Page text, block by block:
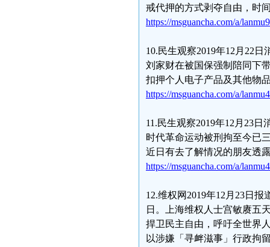
戒代押的方式剥夺自由，时
https://msguancha.com/a/
10.民生观察2019年12月22
刘家财在被国保强制陪同下
扣押个人电子产品及其他物
https://msguancha.com/a/
11.民生观察2019年12月23
时代革命运动被刑拘至今已
近日有去了解情况的朋友透
https://msguancha.com/a/
12.维权网2019年12月23日
日。上海维权人士宫敏赓五
捍卫民主自由，呼吁全世界
以涉嫌「寻衅滋事」行政拘